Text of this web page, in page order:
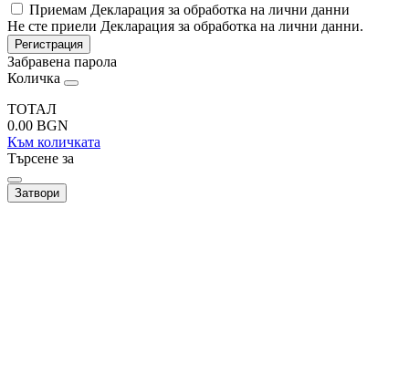
Приемам Декларация за обработка на лични данни
Не сте приели Декларация за обработка на лични данни.
Регистрация
Забравена парола
Количка
ТОТАЛ
0.00 BGN
Към количката
Търсене за
Затвори